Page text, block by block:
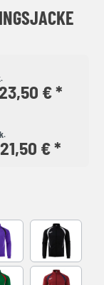
€ *
€ *
VIOLET BLACK-GREY